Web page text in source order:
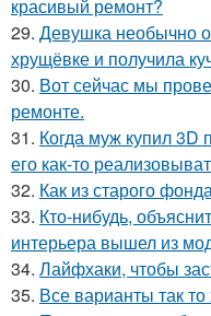
красивый ремонт?
29. Девушка необычно
хрущёвке и получила
30. Вот сейчас мы
ремонте.
31. Когда муж купил 3D
его как-то
32. Как из старого
33. Кто-нибудь,
интерьера вышел из
34. Лайфхаки, чтобы
35. Все варианты так